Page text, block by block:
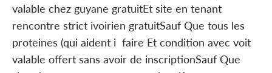
valable chez guyane gratuitEt site en tenant
rencontre strict ivoirien gratuitSauf Que tous les
proteines (qui aident i faire Et condition avec voit
valable offert sans avoir de inscriptionSauf Que